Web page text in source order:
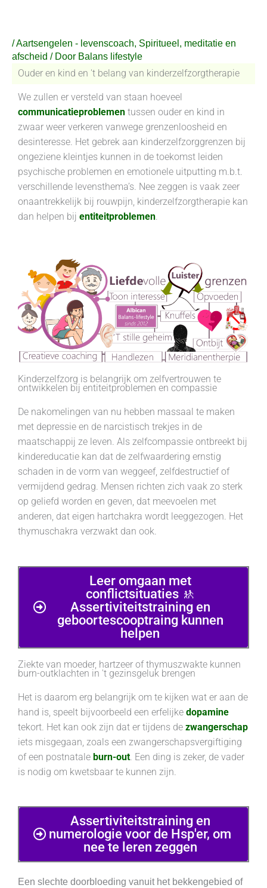
inhoud
/Aartsengelen - levenscoach, Spiritueel, meditatie en
afscheid / Door Balans lifestyle
Ouder en kind en 't belang van kinderzelfzorgtherapie
We zullen er versteld van staan hoeveel
communicatieproblemen tussen ouder en kind in
zwaar weer verkeren vanwege grenzenloosheid en
desinteresse. Het gebrek aan kinderzelfzorggrenzen bij
ongeziene kleintjes kunnen in de toekomst leiden
psychische problemen en emotionele uitputting m.b.t.
verschillende levensthema’s. Nee zeggen is vaak zeer
onaantrekkelijk bij rouwpijn, kinderzelfzorgtherapie kan
dan helpen bij entiteitproblemen.
Kinderzelfzorg is belangrijk om zelfvertrouwen te
ontwikkelen bij entiteitproblemen en compassie
De nakomelingen van nu hebben massaal te maken
met depressie en de narcistisch trekjes in de
maatschappij ze leven. Als zelfcompassie ontbreekt bij
kindereducatie kan dat de zelfwaardering ernstig
schaden in de vorm van weggeef, zelfdestructief of
vermijdend gedrag. Mensen richten zich vaak zo sterk
op geliefd worden en geven, dat meevoelen met
anderen, dat eigen hartchakra wordt leeggezogen. Het
thymuschakra verzwakt dan ook.
Leer omgaan met
conflictsituaties 🚸
Assertiviteitstraining en
geboortescooptraing kunnen
helpen
Ziekte van moeder, hartzeer of thymuszwakte kunnen
burn-outklachten in 't gezinsgeluk brengen
Het is daarom erg belangrijk om te kijken wat er aan de
hand is, speelt bijvoorbeeld een erfelijke dopamine
tekort. Het kan ook zijn dat er tijdens de zwangerschap
iets misgegaan, zoals een zwangerschapsvergiftiging
of een postnatale burn-out . Een ding is zeker, de vader
is nodig om kwetsbaar te kunnen zijn.
Assertiviteitstraining en
numerologie voor de Hsp'er, om
nee te leren zeggen
Een slechte doorbloeding vanuit het bekkengebied of